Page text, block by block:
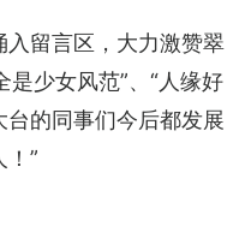
留言区，大力激赞翠
是少女风范”、“人缘好
的同事们今后都发展
”